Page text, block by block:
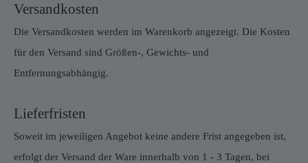
Versandkosten
Die Versandkosten werden im Warenkorb angezeigt. Die Kosten
für den Versand sind Größen-, Gewichts- und
Entfernungsabhängig.
Lieferfristen
Soweit im jeweiligen Angebot keine andere Frist angegeben ist,
erfolgt der Versand der Ware innerhalb von 1 - 3 Tagen, bei